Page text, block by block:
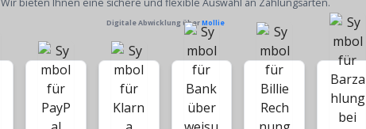
Digitale Abwicklung überMollie